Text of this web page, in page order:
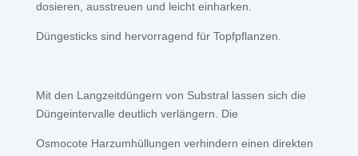
dosieren, ausstreuen und leicht einharken.
Düngesticks sind hervorragend für Topfpflanzen.
Mit den Langzeitdüngern von Substral lassen sich die
Düngeintervalle deutlich verlängern. Die
Osmocote Harzumhüllungen verhindern einen direkten